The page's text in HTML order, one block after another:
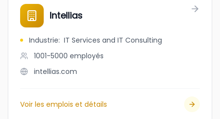
Intellias
Industrie: IT Services and IT Consulting
1001-5000 employés
intellias.com
Voir les emplois et détails